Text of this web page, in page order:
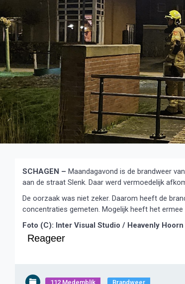
SCHAGEN – Maandagavond is de brandweer
aan de straat Slenk. Daar werd vermoedelijk
De oorzaak was niet zeker. Daarom heeft de
concentraties gemeten. Mogelijk heeft het
Foto (C): Inter Visual Studio / Heavenly Hoorn
Reageer
112 Medemblik Brandweer